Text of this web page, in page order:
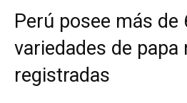
Perú posee más de
variedades de papa
registradas